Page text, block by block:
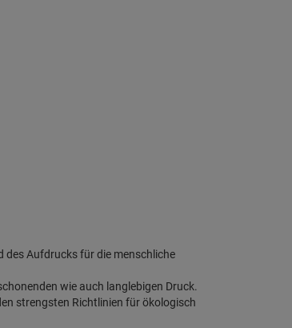
des Aufdrucks für die menschliche
wie auch langlebigen Druck.
strengsten Richtlinien für ökologisch